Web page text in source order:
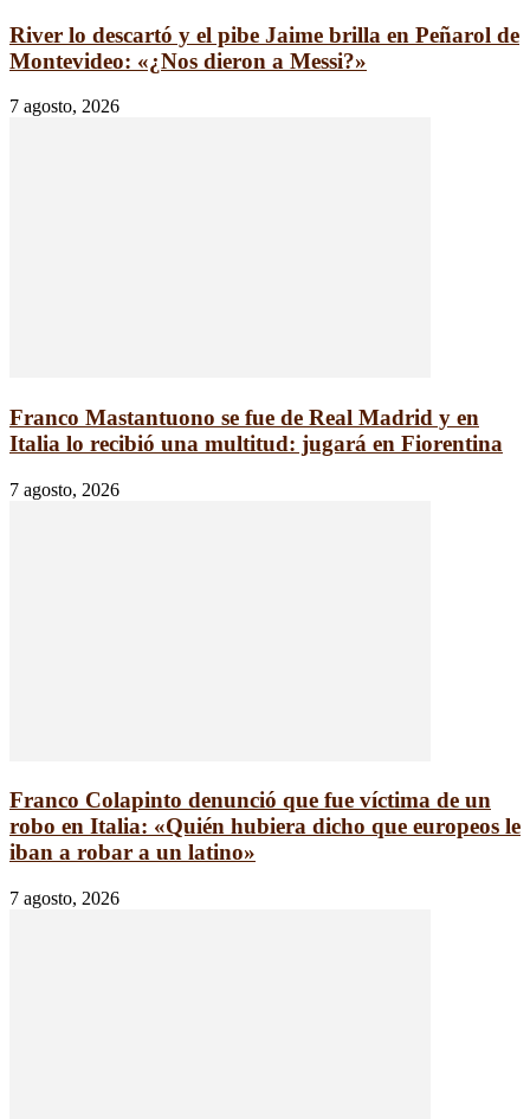
River lo descartó y el pibe Jaime brilla en Peñarol de
Montevideo: «¿Nos dieron a Messi?»
7 agosto, 2026
Franco Mastantuono se fue de Real Madrid y en
Italia lo recibió una multitud: jugará en Fiorentina
7 agosto, 2026
Franco Colapinto denunció que fue víctima de un
robo en Italia: «Quién hubiera dicho que europeos le
iban a robar a un latino»
7 agosto, 2026